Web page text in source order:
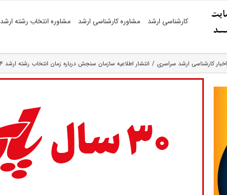
کارشناسی ارشد مشاوره کارشناسی ارشد مشاوره انتخاب رشته ارشد
اخبار کارشناسی ارشد سراسری انتشار اطلاعیه سازمان سنجش درباره زمان انتخاب رشته ارشد ۱۴۰۴